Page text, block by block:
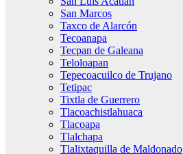
San Marcos
Taxco de Alarcón
Tecoanapa
Tecpan de Galeana
Teloloapan
Tepecoacuilco de Trujano
Tetipac
Tixtla de Guerrero
Tlacoachistlahuaca
Tlacoapa
Tlalchapa
Tlalixtaquilla de Maldonado